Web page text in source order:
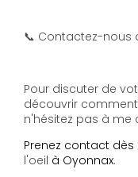
📞 Contactez-nous
Pour discuter de
découvrir
n'hésitez pas à me
Prenez contact dès
l'oeil à Oyonnax.